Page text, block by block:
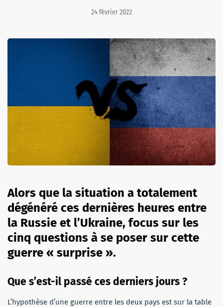
24 février 2022
Alors que la situation a totalement
dégénéré ces dernières heures entre
la Russie et l’Ukraine, focus sur les
cinq questions à se poser sur cette
guerre « surprise ».
Que s’est-il passé ces derniers jours ?
L’hypothèse d’une guerre entre les deux pays est sur la table